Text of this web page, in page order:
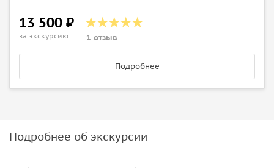
13 500 ₽
за экскурсию 1 отзыв
Подробнее
Подробнее об экскурсии